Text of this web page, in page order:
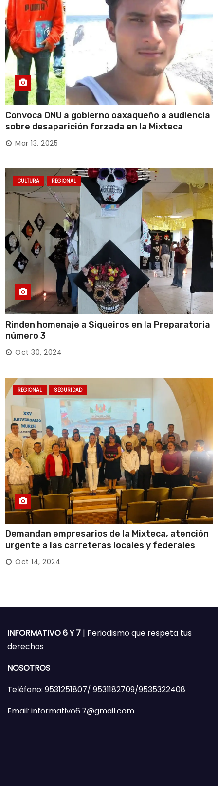
Convoca ONU a gobierno oaxaqueño a audiencia
sobre desaparición forzada en la Mixteca
Mar 13, 2025
CULTURA REGIONAL
Rinden homenaje a Siqueiros en la Preparatoria
número 3
Oct 30, 2024
REGIONAL SEGURIDAD
Demandan empresarios de la Mixteca, atención
urgente a las carreteras locales y federales
Oct 14, 2024
INFORMATIVO 6 Y 7 | Periodismo que respeta tus
derechos
NOSOTROS
Teléfono: 9531251807/ 9531182709/9535322408
Email: informativo6.7@gmail.com